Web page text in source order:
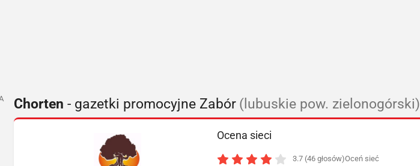
Chorten - gazetki promocyjne Zabór (lubuskie pow. zielonogórski)
Ocena sieci
3.7 (46 głosów)Oceń sieć